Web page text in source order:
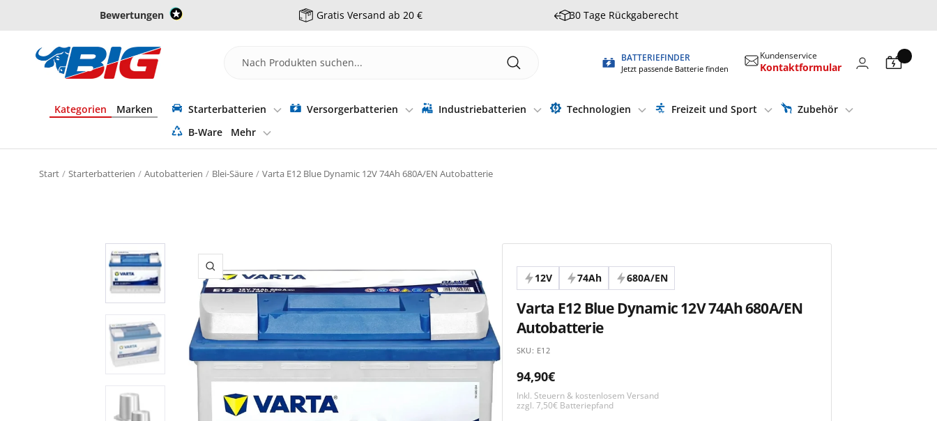
Bewertungen Gratis Versand ab 20 € 30 Tage Rückgaberecht
Batterie-
Industrie-
BATTERIEFINDER
Jetzt passende Batterie finden
Kundenservice
Kontaktformular
Kategorien Marken Starterbatterien Versorgerbatterien Industriebatterien Technologien Freizeit und Sport
Zubehör
B-Ware
Mehr
Start Starterbatterien Autobatterien Blei-Säure Varta E12 Blue Dynamic 12V 74Ah 680A/EN Autobatterie
Zoom 12V 74Ah 680A/EN
Varta E12 Blue Dynamic 12V 74Ah 680A/EN
Autobatterie
SKU: E12
Angebotspreis
94,90€
Inkl. Steuern & kostenlosem Versand
zzgl. 7,50€ Batteriepfand